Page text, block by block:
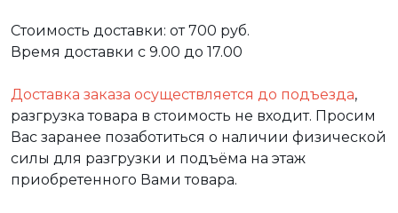
Стоимость доставки: от 700 руб.
Время доставки с 9.00 до 17.00
Доставка заказа осуществляется до подъезда,
разгрузка товара в стоимость не входит. Просим
Вас заранее позаботиться о наличии физической
силы для разгрузки и подъёма на этаж
приобретенного Вами товара.